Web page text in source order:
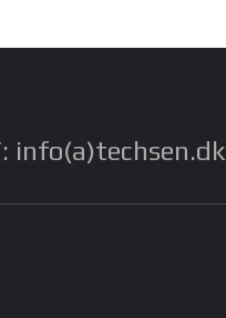
info(a)techsen.dk